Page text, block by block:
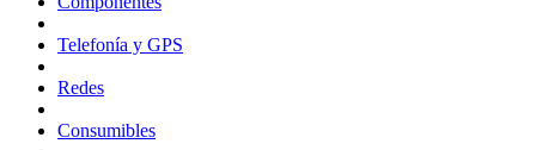
Telefonía y GPS
Redes
Consumibles